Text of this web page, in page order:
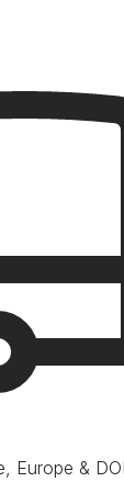
Europe &